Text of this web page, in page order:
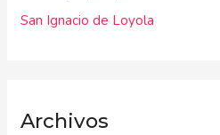
San Ignacio de Loyola
Archivos